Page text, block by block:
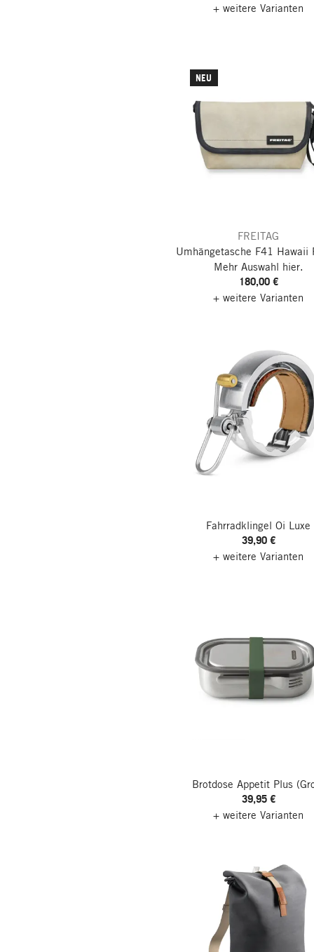
+ weitere Varianten
NEU
FREITAG
Umhängetasche F41 Hawaii
Mehr Auswahl hier.
180,00 €
+ weitere Varianten
Fahrradklingel Oi Luxe
39,90 €
+ weitere Varianten
Brotdose Appetit Plus
39,95 €
+ weitere Varianten